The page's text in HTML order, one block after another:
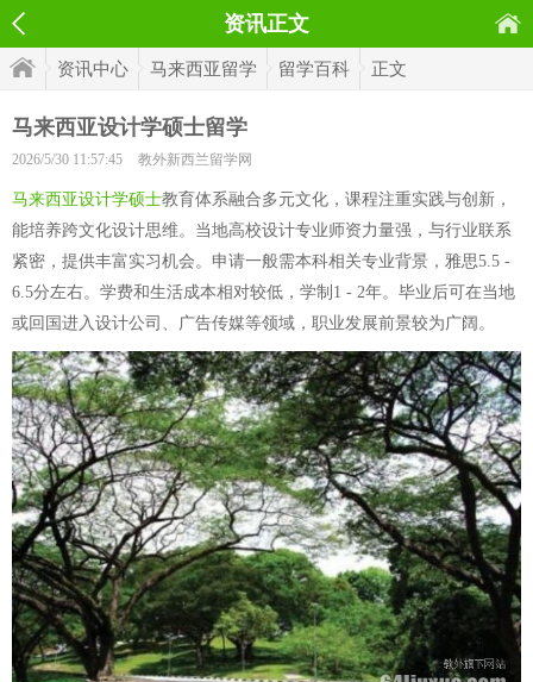
资讯正文
资讯中心 马来西亚留学 留学百科 正文
马来西亚设计学硕士留学
2026/5/30 11:57:45 教外新西兰留学网
马来西亚设计学硕士教育体系融合多元文化，课程注重实践与创新，
能培养跨文化设计思维。当地高校设计专业师资力量强，与行业联系
紧密，提供丰富实习机会。申请一般需本科相关专业背景，雅思5.5 -
6.5分左右。学费和生活成本相对较低，学制1 - 2年。毕业后可在当地
或回国进入设计公司、广告传媒等领域，职业发展前景较为广阔。